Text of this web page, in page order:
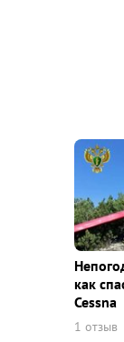
как
Cessna
1 отзыв